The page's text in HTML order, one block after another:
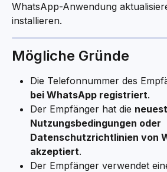
WhatsApp-Anwendung
installieren.
Mögliche Gründe
Die Telefonnummer des
bei WhatsApp registriert.
Der Empfänger hat die
Nutzungsbedingungen oder
Datenschutzrichtlinien von
akzeptiert.
Der Empfänger verwendet